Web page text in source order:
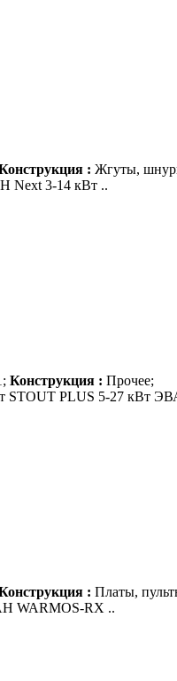
: Жгуты,
Next 3-14 кВт ..
Конструкция : Прочее;
STOUT PLUS 5-27
: Платы,
WARMOS-RX ..